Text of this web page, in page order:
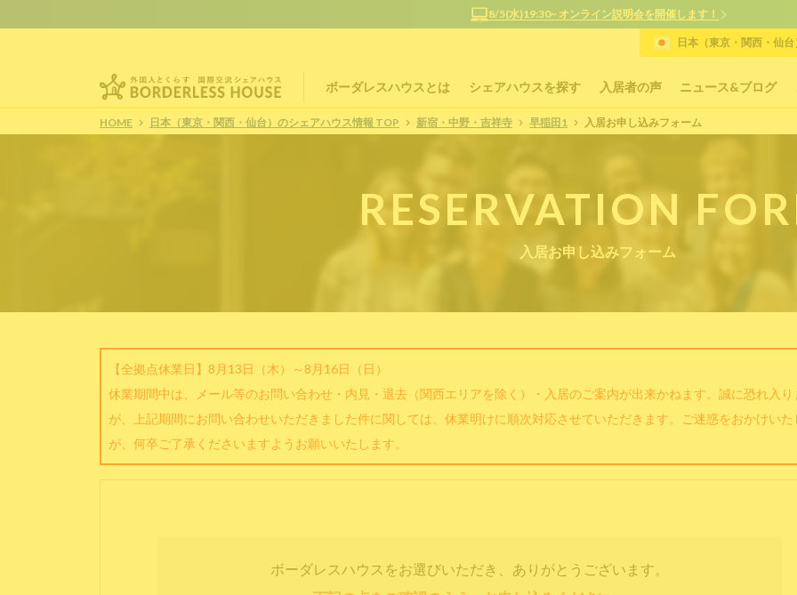
8/5(水)19:30~ オンライン説明会を開催します！
ボーダレスハウスとは シェアハウスを探す 入居者の声 ニュース&ブログ
日本（東京・関西・仙
HOME 日本（東京・関西・仙台）のシェアハウス情報 TOP 新宿・中野・吉祥寺 早稲田1 入居お申し込みフォーム
RESERVATION
入居お申し込みフォーム
【全拠点休業日】8月13日（木）～8月16日（日）
休業期間中は、メール等のお問い合わせ・内見・退去（関西エリアを除く）・入居のご案内が出来かねます。誠に恐れ入り
が、上記期間にお問い合わせいただきました件に関しては、休業明けに順次対応させていただきます。ご迷惑をおかけいた
が、何卒ご了承くださいますようお願いいたします。
ボーダレスハウスをお選びいただき、ありがとうございます。